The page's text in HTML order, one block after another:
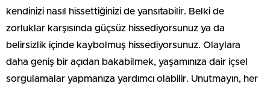
kendinizi nasıl hissettiğinizi de yansıtabilir. Belki de
zorluklar karşısında güçsüz hissediyorsunuz ya da
belirsizlik içinde kaybolmuş hissediyorsunuz. Olaylara
daha geniş bir açıdan bakabilmek, yaşamınıza dair içsel
sorgulamalar yapmanıza yardımcı olabilir. Unutmayın, her